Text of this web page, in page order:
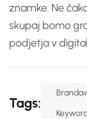
znamke. Ne
skupaj bomo
podjetja v
Tags: